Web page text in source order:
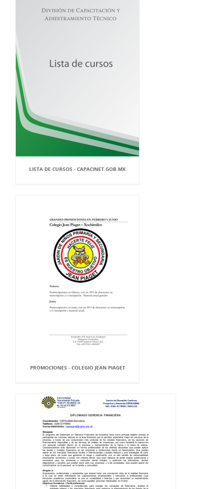
LISTA DE CURSOS - CAPACINET.GOB.MX
PROMOCIONES - COLEGIO JEAN PIAGET